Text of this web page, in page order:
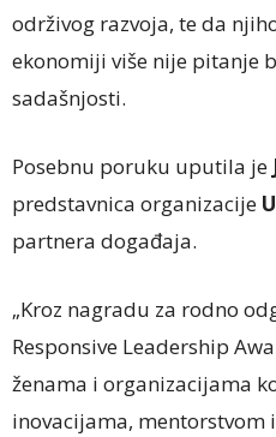
održivog razvoja, te da
ekonomiji više nije pitanje
sadašnjosti.
Posebnu poruku uputila je
predstavnica organizacije
partnera događaja.
„Kroz nagradu za rodno
Responsive Leadership
ženama i organizacijama
inovacijama,